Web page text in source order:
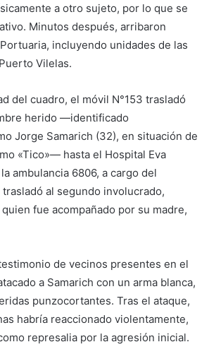
a otro sujeto, por lo que se
Minutos después, arribaron
incluyendo unidades de las
Vilelas.
del cuadro, el móvil N°153 trasladó
herido —identificado
Jorge Samarich (32), en situación de
«Tico»— hasta el Hospital Eva
ambulancia 6806, a cargo del
al segundo involucrado,
fue acompañado por su madre,
de vecinos presentes en el
a Samarich con un arma blanca,
punzocortantes. Tras el ataque,
habría reaccionado violentamente,
represalia por la agresión inicial.